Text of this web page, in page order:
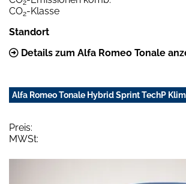
2
CO2-Klasse
Standort
Details zum Alfa Romeo Tonale
Alfa Romeo Tonale Hybrid Sprint TechP
Preis:
MWSt: